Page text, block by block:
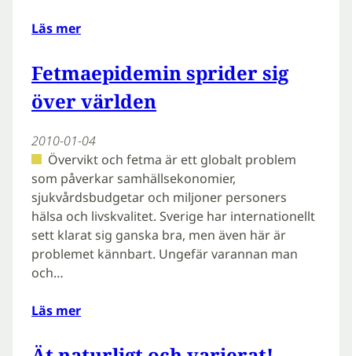
Läs mer
Fetmaepidemin sprider sig
över världen
2010-01-04
Övervikt och fetma är ett globalt problem
som påverkar samhällsekonomier,
sjukvårdsbudgetar och miljoner personers
hälsa och livskvalitet. Sverige har internationellt
sett klarat sig ganska bra, men även här är
problemet kännbart. Ungefär varannan man
och…
Läs mer